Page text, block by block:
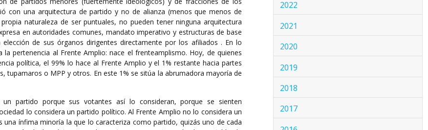
con una arquitectura de partido y no de alianza (menos que menos de
naturaleza de ser puntuales, no pueden tener ninguna arquitectura
en autoridades comunes, mandato imperativo y estructuras de base
de sus órganos dirigentes directamente por los afiliados . En lo
pertenencia al Frente Amplio: nace el frenteamplismo. Hoy, de quienes
política, el 99% lo hace al Frente Amplio y el 1% restante hacia partes
tupamaros o MPP y otros. En este 1% se sitúa la abrumadora mayoría de
un partido porque sus votantes así lo consideran, porque se sienten
lo considera un partido político. Al Frente Amplio no lo considera un
una ínfima minoría la que lo caracteriza como partido, quizás uno de cada
2022
2021
2020
2019
2018
2017